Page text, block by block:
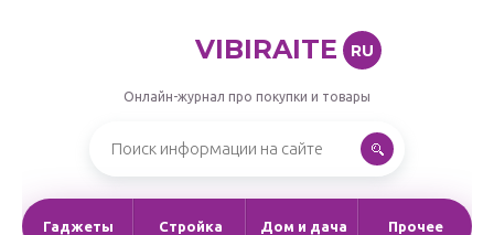
VIBIRAITE RU
Онлайн-журнал про покупки и товары
Гаджеты Стройка Дом и дача Прочее